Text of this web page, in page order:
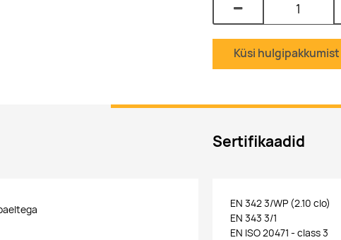
Küsi hulgipakkumist
Sertifikaadid
EN 342 3/WP (2.10 clo)
EN 343 3/1
EN ISO 20471 - class 3